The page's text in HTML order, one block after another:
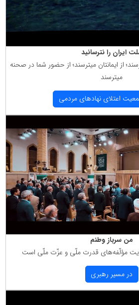
ایران را نترسانید
از ایمانتان میترسند؛ از حضور شما در صحنه
میترسند
اعتلای نهادهای مردمی
من سرباز وطنم
مؤلّفه‌های قدرت ملّی و عزّت ملّی است
در مسیر رهبری